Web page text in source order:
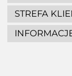
STREFA